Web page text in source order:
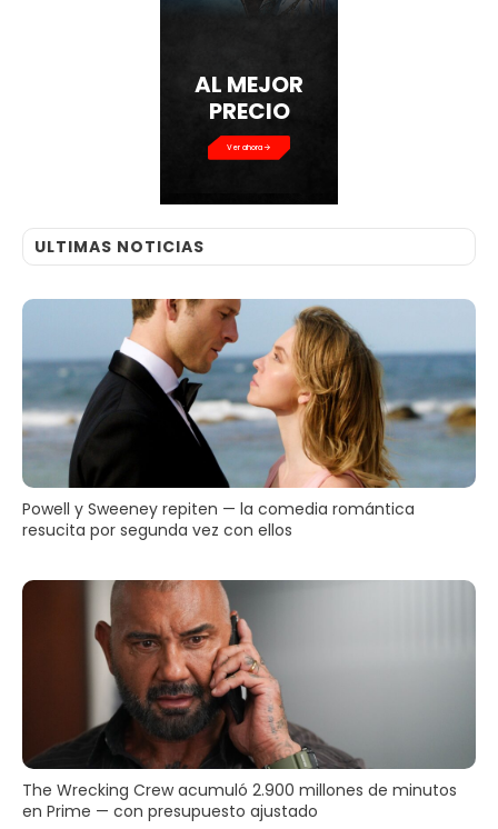
AL MEJOR
PRECIO
Ver ahora
ULTIMAS NOTICIAS
Powell y Sweeney repiten — la comedia romántica
resucita por segunda vez con ellos
The Wrecking Crew acumuló 2.900 millones de minutos
en Prime — con presupuesto ajustado